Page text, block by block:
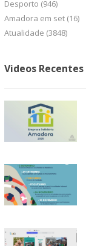
Desporto (946)
Amadora em set (16)
Atualidade (3848)
Videos Recentes